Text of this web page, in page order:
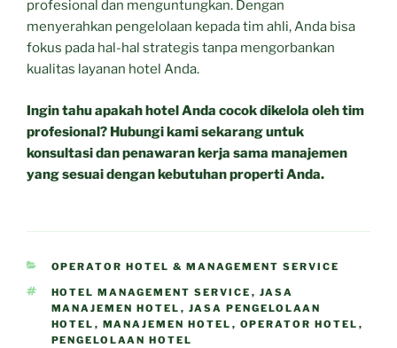
profesional dan menguntungkan. Dengan
menyerahkan pengelolaan kepada tim ahli, Anda bisa
fokus pada hal-hal strategis tanpa mengorbankan
kualitas layanan hotel Anda.
Ingin tahu apakah hotel Anda cocok dikelola oleh tim
profesional? Hubungi kami sekarang untuk
konsultasi dan penawaran kerja sama manajemen
yang sesuai dengan kebutuhan properti Anda.
CATEGORIES
OPERATOR HOTEL & MANAGEMENT SERVICE
TAGS
HOTEL MANAGEMENT SERVICE , JASA
MANAJEMEN HOTEL , JASA PENGELOLAAN
HOTEL , MANAJEMEN HOTEL , OPERATOR HOTEL ,
PENGELOLAAN HOTEL